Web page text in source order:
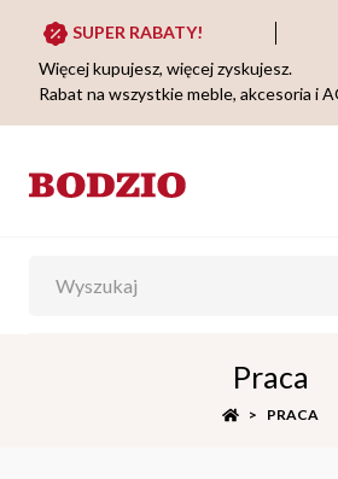
SUPER RABATY!
Więcej kupujesz, więcej zyskujesz.
Rabat na wszystkie meble, akcesoria i
Praca
PRACA